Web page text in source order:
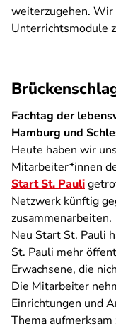
weiterzugehen.
Unterrichtsmodule
Fachtag der
Hamburg und
Heute haben wir
Mitarbeiter*innen
Start St. Pauli
Netzwerk künftig
zusammenarbeiten.
Neu Start St. Pauli
St. Pauli mehr
Erwachsene, die
Die Mitarbeiter
Einrichtungen und
Thema